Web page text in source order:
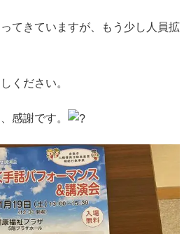
てきていますが、もう少し人員拡
ください。
感謝です。